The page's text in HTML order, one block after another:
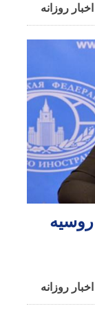
اخبار روزانه
اخبار روزانه